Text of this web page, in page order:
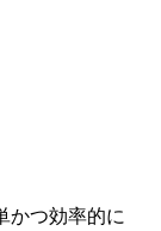
かつ効率的に